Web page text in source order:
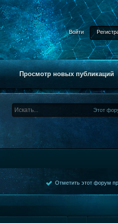
Войти
Просмотр новых публикаций
Этот
Отметить этот форум